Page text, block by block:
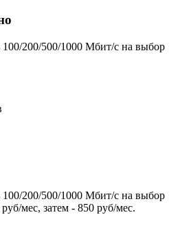
100/200/500/1000 Мбит/с на выбор
100/200/500/1000 Мбит/с на выбор
мес, затем - 850 руб/мес.